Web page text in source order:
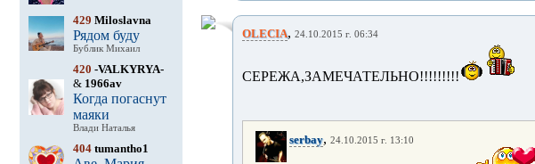
429 Miloslavna
Рядом буду
Бублик Михаил
420 -VALKYRYA-
& 1966av
Когда погаснут
маяки
Влади Наталья
404tumantho1
OLECIA, 24.10.2015 г. 06:34
СЕРЕЖА,ЗАМЕЧАТЕЛЬНО!!!!!!!!!
serbay, 24.10.2015 г. 13:10